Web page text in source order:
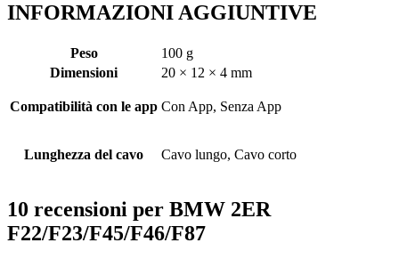
INFORMAZIONI AGGIUNTIVE
Peso
100 g
Dimensioni
20 × 12 × 4 mm
Compatibilità con le app Con App, Senza App
Lunghezza del cavo Cavo lungo, Cavo corto
10 recensioni per BMW 2ER
F22/F23/F45/F46/F87